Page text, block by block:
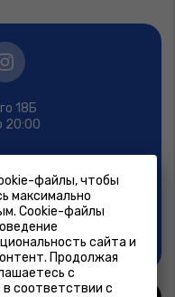
файлы, чтобы
максимально
Cookie-файлы
сайта и
Продолжая
с
соответствии с
18Б
20:00